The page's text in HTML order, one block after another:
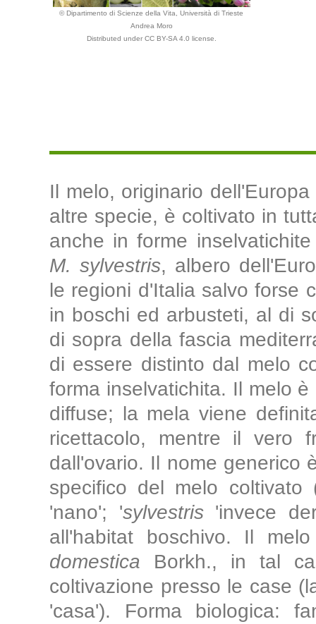
© Dipartimento di Scienze della Vita, Università di Trieste
Andrea Moro
Distributed under CC BY-SA 4.0 license.
Il melo, originario
altre specie, è coltivato in
anche in forme
M. sylvestris, albero
le regioni d'Italia salvo forse
in boschi ed arbusteti, al di
di sopra della fascia
di essere distinto dal melo
forma inselvatichita. Il melo
diffuse; la mela viene
ricettacolo, mentre il vero
dall'ovario. Il nome generico
specifico del melo coltivato
'nano'; 'sylvestris'invece
all'habitat boschivo. Il
domestica Borkh., in tal
coltivazione presso le case
'casa'). Forma biologica: